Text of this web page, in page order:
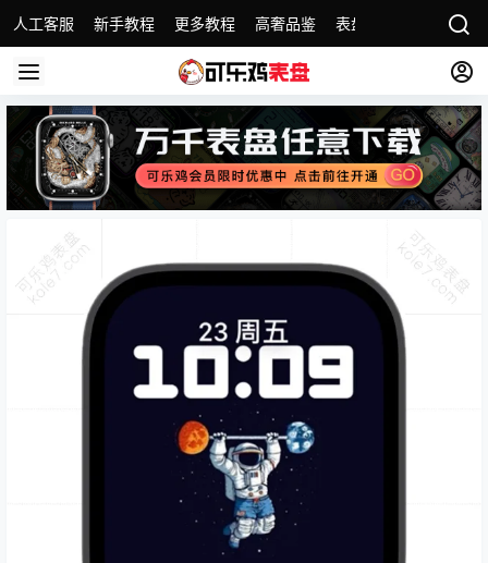
人工客服 新手教程 更多教程 高奢品鉴 表盘精选 名表故事